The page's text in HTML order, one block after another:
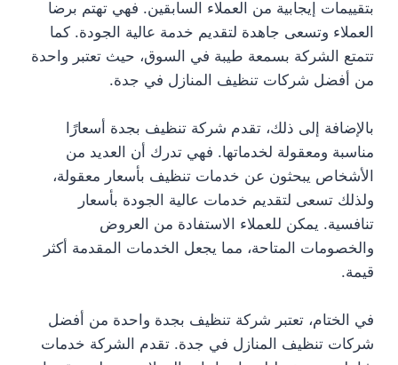
بتقييمات إيجابية من العملاء السابقين. فهي تهتم برضا
العملاء وتسعى جاهدة لتقديم خدمة عالية الجودة. كما
تتمتع الشركة بسمعة طيبة في السوق، حيث تعتبر واحدة
من أفضل شركات تنظيف المنازل في جدة.
بالإضافة إلى ذلك، تقدم شركة تنظيف بجدة أسعارًا
مناسبة ومعقولة لخدماتها. فهي تدرك أن العديد من
الأشخاص يبحثون عن خدمات تنظيف بأسعار معقولة،
ولذلك تسعى لتقديم خدمات عالية الجودة بأسعار
تنافسية. يمكن للعملاء الاستفادة من العروض
والخصومات المتاحة، مما يجعل الخدمات المقدمة أكثر
قيمة.
في الختام، تعتبر شركة تنظيف بجدة واحدة من أفضل
شركات تنظيف المنازل في جدة. تقدم الشركة خدمات